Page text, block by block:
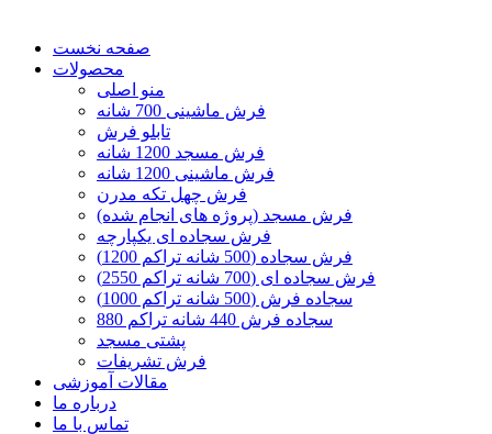
صفحه نخست
محصولات
منو اصلی
فرش ماشینی 700 شانه
تابلو فرش
فرش مسجد 1200 شانه
فرش ماشینی 1200 شانه
فرش چهل تکه مدرن
فرش مسجد (پروژه های انجام شده)
فرش سجاده ای یکپارچه
فرش سجاده (500 شانه تراکم 1200)
فرش سجاده ای (700 شانه تراکم 2550)
سجاده فرش (500 شانه تراکم 1000)
سجاده فرش 440 شانه تراکم 880
پشتی مسجد
فرش تشریفات
مقالات آموزشی
درباره ما
تماس با ما